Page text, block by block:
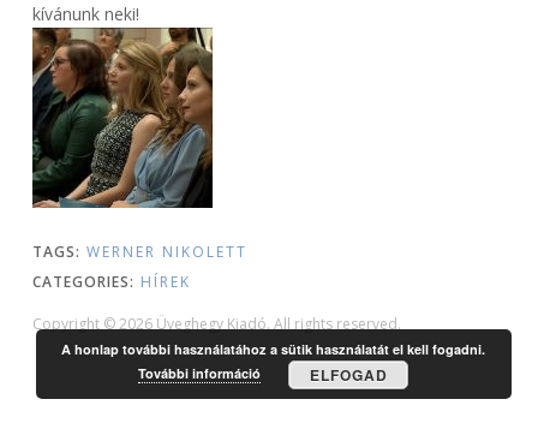
kívánunk neki!
TAGS: WERNER NIKOLETT
CATEGORIES: HÍREK
Copyright © 2026 Üveghegy Kiadó. All rights reserved.
A honlap további használatához a sütik használatát el kell fogadni.
További információ
ELFOGAD